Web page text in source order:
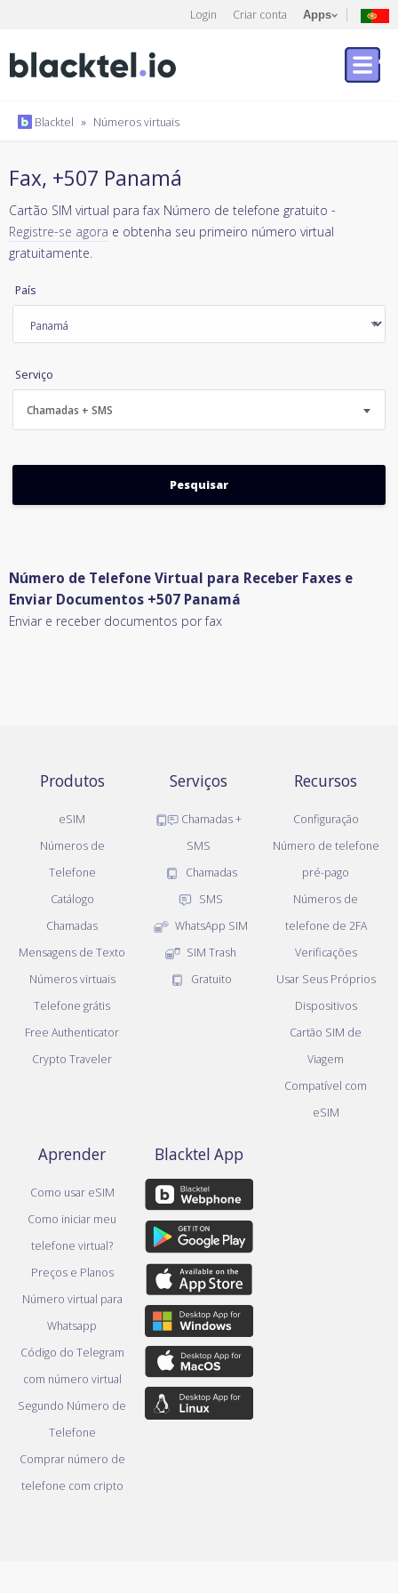
Login Criar conta Apps
Blacktel » Números virtuais
Fax, +507 Panamá
Cartão SIM virtual para fax Número de telefone gratuito -
Registre-se agora e obtenha seu primeiro número virtual
gratuitamente.
País
Serviço
Chamadas + SMS
Número de Telefone Virtual para Receber Faxes e
Enviar Documentos +507 Panamá
Enviar e receber documentos por fax
Produtos
eSIM
Números de
Telefone
Catálogo
Chamadas
Mensagens de Texto
Números virtuais
Telefone grátis
Free Authenticator
Crypto Traveler
Serviços
Chamadas +
SMS
Chamadas
SMS
WhatsApp SIM
SIM Trash
Gratuito
Recursos
Configuração
Número de telefone
pré-pago
Números de
telefone de 2FA
Verificações
Usar Seus Próprios
Dispositivos
Cartão SIM de
Viagem
Compatível com
eSIM
Aprender
Como usar eSIM
Como iniciar meu
telefone virtual?
Preços e Planos
Número virtual para
Whatsapp
Código do Telegram
com número virtual
Segundo Número de
Telefone
Comprar número de
telefone com cripto
Blacktel App